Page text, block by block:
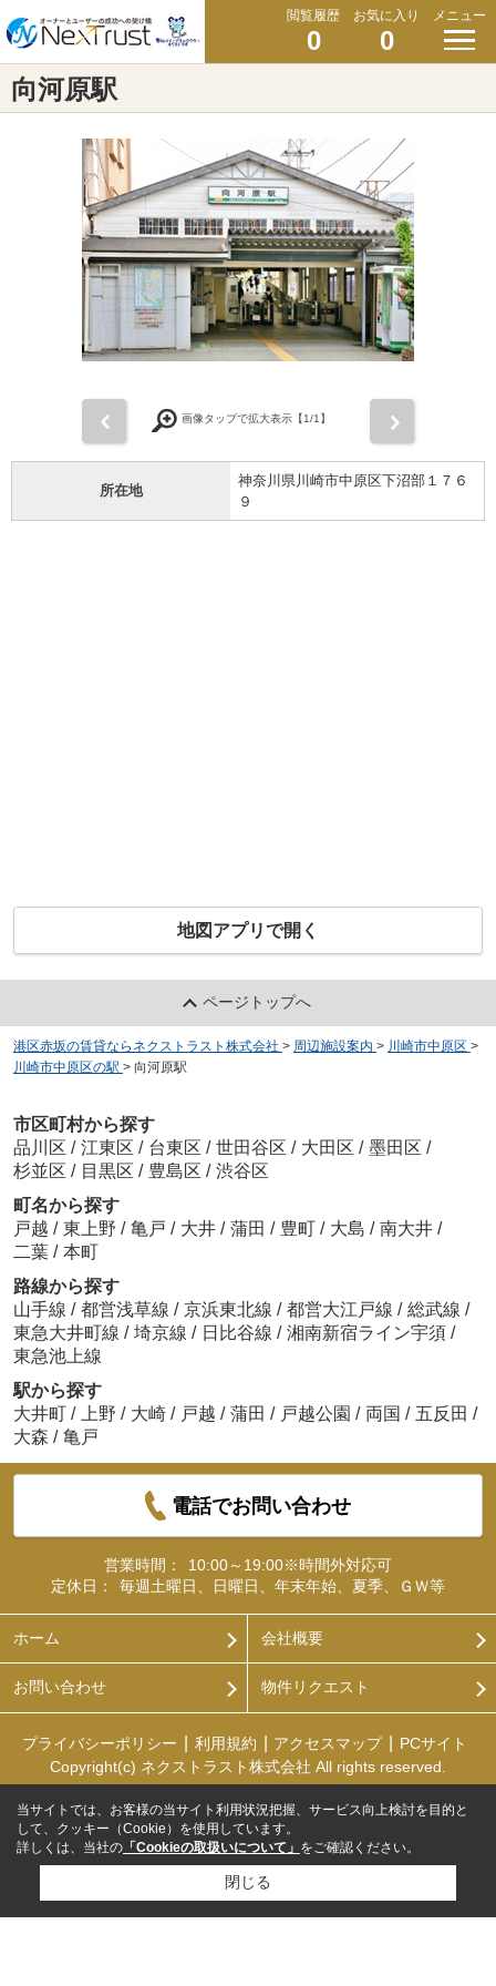
閲覧履歴
0
お気に入り
0
メニュー
向河原駅
画像タップで拡大表示【1/1】
所在地
神奈川県川崎市中原区下沼部１７６
９
地図アプリで開く
ページトップへ
港区赤坂の賃貸ならネクストラスト株式会社 > 周辺施設案内 > 川崎市中原区 >
川崎市中原区の駅 > 向河原駅
市区町村から探す
品川区 / 江東区 / 台東区 / 世田谷区 / 大田区 / 墨田区 /
杉並区 / 目黒区 / 豊島区 / 渋谷区
町名から探す
戸越 / 東上野 / 亀戸 / 大井 / 蒲田 / 豊町 / 大島 / 南大井 /
二葉 / 本町
路線から探す
山手線 / 都営浅草線 / 京浜東北線 / 都営大江戸線 / 総武線 /
東急大井町線 / 埼京線 / 日比谷線 / 湘南新宿ライン宇須 /
東急池上線
駅から探す
大井町 / 上野 / 大崎 / 戸越 / 蒲田 / 戸越公園 / 両国 / 五反田 /
大森 / 亀戸
電話でお問い合わせ
営業時間：
10:00～19:00※時間外対応可
定休日：
毎週土曜日、日曜日、年末年始、夏季、ＧＷ等
ホーム 会社概要
お問い合わせ 物件リクエスト
プライバシーポリシー 利用規約 アクセスマップ
PCサイト
Copyright(c) ネクストラスト株式会社 All rights reserved.
当サイトでは、お客様の当サイト利用状況把握、サービス向上検討を目的と
して、クッキー（Cookie）を使用しています。
詳しくは、当社の 「Cookieの取扱いについて」 をご確認ください。
閉じる